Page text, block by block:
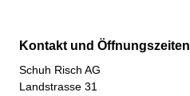
Kontakt und Öffnungszeiten
Schuh Risch AG
Landstrasse 31